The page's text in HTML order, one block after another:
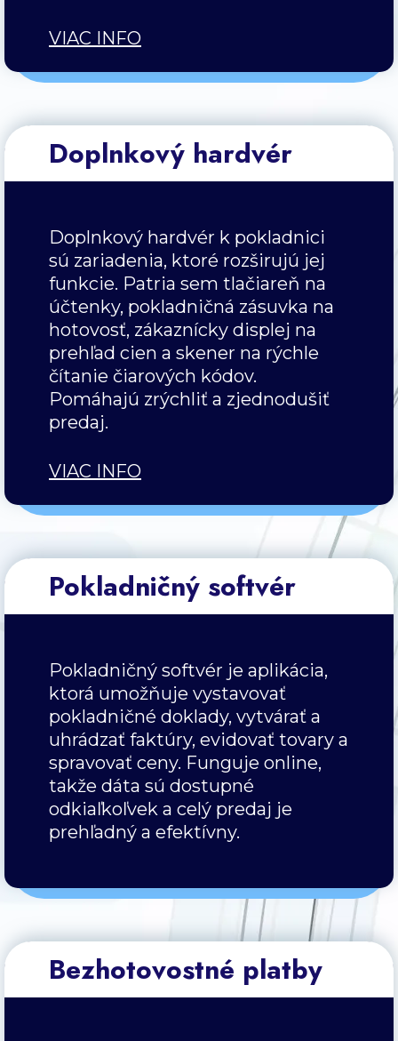
VIAC INFO
Doplnkový hardvér
Doplnkový hardvér k pokladnici
sú zariadenia, ktoré rozširujú jej
funkcie. Patria sem tlačiareň na
účtenky, pokladničná zásuvka na
hotovosť, zákaznícky displej na
prehľad cien a skener na rýchle
čítanie čiarových kódov.
Pomáhajú zrýchliť a zjednodušiť
predaj.
VIAC INFO
Pokladničný softvér
Pokladničný softvér je aplikácia,
ktorá umožňuje vystavovať
pokladničné doklady, vytvárať a
uhrádzať faktúry, evidovať tovary a
spravovať ceny. Funguje online,
takže dáta sú dostupné
odkiaľkoľvek a celý predaj je
prehľadný a efektívny.
Bezhotovostné platby